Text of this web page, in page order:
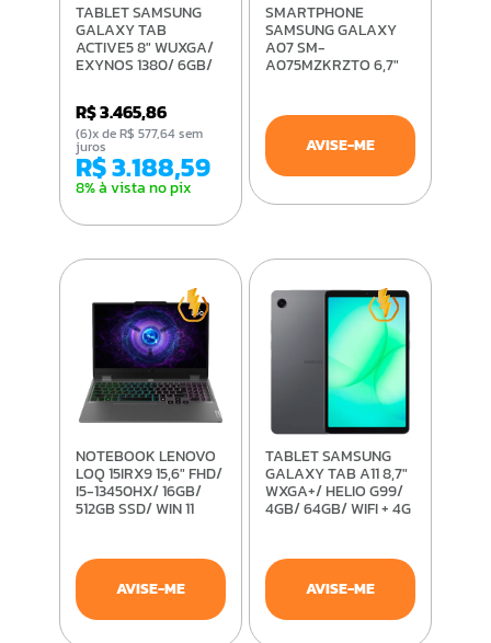
TABLET SAMSUNG
GALAXY TAB
ACTIVE5 8" WUXGA/
EXYNOS 1380/ 6GB/
ANDROID 14/ VERDE
R$ 3.465,86
R$ 3.188,59
8% à vista no pix
(6)x de R$ 577,64 sem
juros
SMARTPHONE
SAMSUNG GALAXY
A07 SM-
A075MZKRZTO 6,7"
PLUS/128GB/ANDROID
15/ PRETOAVISE-ME
NOTEBOOK LENOVO
LOQ 15IRX9 15,6" FHD/
I5-13450HX/ 16GB/
512GB SSD/ WIN 11
AVISE-ME
TABLET SAMSUNG
GALAXY TAB A11 8,7"
WXGA+/ HELIO G99/
4GB/ 64GB/ WIFI + 4G
AVISE-ME